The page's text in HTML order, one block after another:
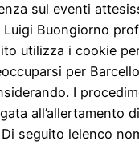
sul eventi
Luigi Buongiorno
utilizza i cookie
per
I
all’allertamento
seguito lelenco